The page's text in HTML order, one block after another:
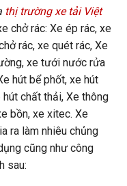
thị trường xe tải Việt
chở rác: Xe ép rác, xe
rác, xe quét rác, Xe
xe tưới nước rửa
hút bể phốt, xe hút
hút chất thải, Xe thông
bồn, xe xitec. Xe
ra làm nhiêu chủng
cũng như công
sau: